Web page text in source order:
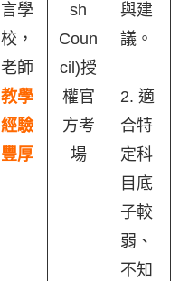
言學
校，
老師
教學
經驗
豐厚
sh
Coun
cil)授
權官
方考
場
與建
議。
2. 適
合特
定科
目底
子較
弱、
不知